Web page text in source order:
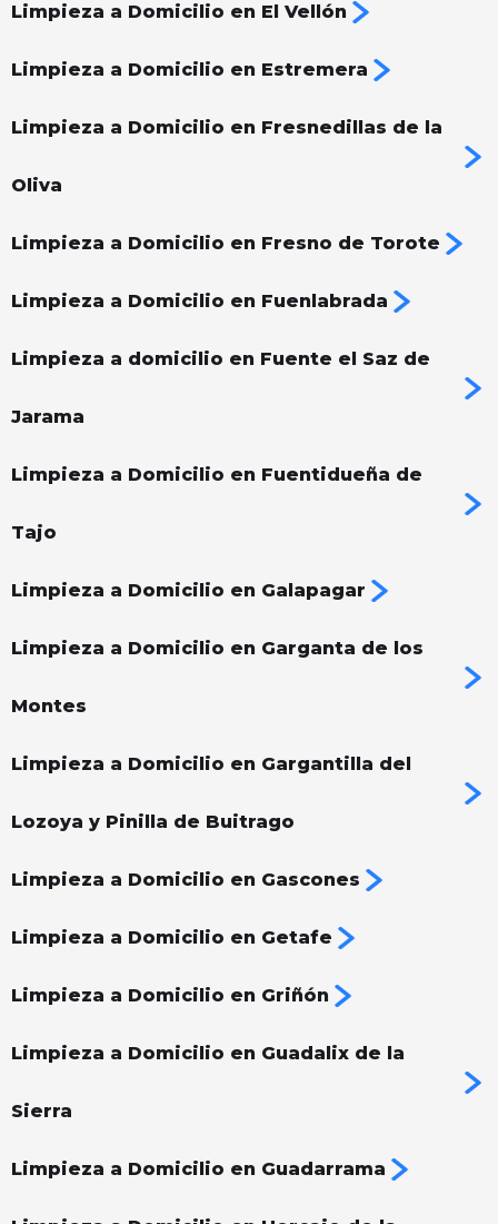
Limpieza a Domicilio en El Vellón
Limpieza a Domicilio en Estremera
Limpieza a Domicilio en Fresnedillas de la
Oliva
Limpieza a Domicilio en Fresno de Torote
Limpieza a Domicilio en Fuenlabrada
Limpieza a domicilio en Fuente el Saz de
Jarama
Limpieza a Domicilio en Fuentidueña de
Tajo
Limpieza a Domicilio en Galapagar
Limpieza a Domicilio en Garganta de los
Montes
Limpieza a Domicilio en Gargantilla del
Lozoya y Pinilla de Buitrago
Limpieza a Domicilio en Gascones
Limpieza a Domicilio en Getafe
Limpieza a Domicilio en Griñón
Limpieza a Domicilio en Guadalix de la
Sierra
Limpieza a Domicilio en Guadarrama